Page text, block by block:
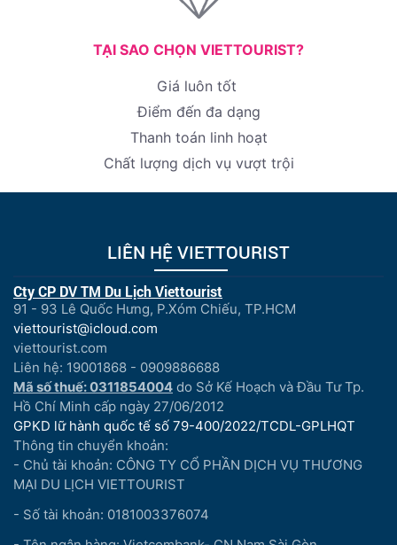
TẠI SAO CHỌN VIETTOURIST?
Giá luôn tốt
Điểm đến đa dạng
Thanh toán linh hoạt
Chất lượng dịch vụ vượt trội
LIÊN HỆ VIETTOURIST
Cty CP DV TM Du Lịch Viettourist
91 - 93 Lê Quốc Hưng, P.Xóm Chiếu, TP.HCM
viettourist@icloud.com
viettourist.com
Liên hệ: 19001868 - 0909886688
Mã số thuế: 0311854004 do Sở Kế Hoạch và Đầu Tư Tp.
Hồ Chí Minh cấp ngày 27/06/2012
GPKD lữ hành quốc tế số 79-400/2022/TCDL-GPLHQT
Thông tin chuyển khoản:
- Chủ tài khoản: CÔNG TY CỔ PHẦN DỊCH VỤ THƯƠNG
MẠI DU LỊCH VIETTOURIST
- Số tài khoản: 0181003376074